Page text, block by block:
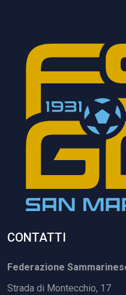
CONTATTI
Federazione
Strada di Montecchio, 17